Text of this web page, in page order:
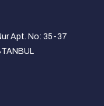
Toplantıları
Toplantıları
Apt. No: 35-37